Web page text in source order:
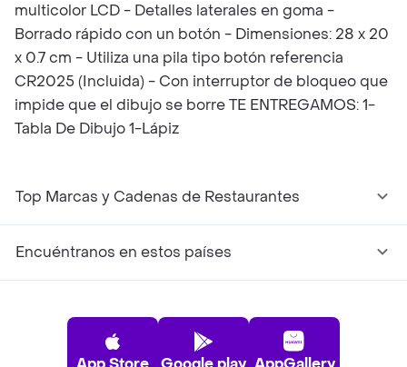
multicolor LCD - Detalles laterales en goma -
Borrado rápido con un botón - Dimensiones: 28 x 20
x 0.7 cm - Utiliza una pila tipo botón referencia
CR2025 (Incluida) - Con interruptor de bloqueo que
impide que el dibujo se borre TE ENTREGAMOS: 1-
Tabla De Dibujo 1-Lápiz
Top Marcas y Cadenas de Restaurantes
Encuéntranos en estos países